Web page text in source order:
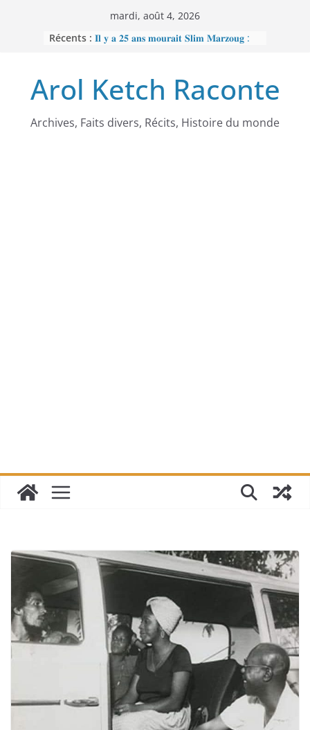
mardi, août 4, 2026
Récents : 𝐈𝐥 𝐲 𝐚 𝟐𝟓 𝐚𝐧𝐬 𝐦𝐨𝐮𝐫𝐚𝐢𝐭 𝐒𝐥𝐢𝐦 𝐌𝐚𝐫𝐳𝐨𝐮𝐠 :
𝐉𝐨𝐬𝐞𝐩𝐡 𝐍𝐝𝐢-𝐒𝐚𝐦𝐛𝐚, 𝐥𝐞 𝐛𝐚̂𝐭𝐢𝐬𝐬𝐞𝐮𝐫 𝐝’𝐞́𝐜𝐨𝐥𝐞𝐬
𝐒𝐨𝐮𝐭𝐢𝐞𝐧 𝐭𝐨𝐭𝐚𝐥 𝐚̀ 𝐑𝐞𝐛𝐞𝐜𝐜𝐚 𝐄𝐧𝐨𝐧𝐜𝐡𝐨𝐧𝐠
𝐑𝐚𝐦𝐬𝐞̀𝐬 𝐈𝐞𝐫 – 𝐋𝐞 𝐩𝐫𝐞𝐦𝐢𝐞𝐫 𝐨𝐫𝐝𝐢𝐧𝐚𝐭𝐞𝐮𝐫
Arol Ketch Raconte
Archives, Faits divers, Récits, Histoire du monde